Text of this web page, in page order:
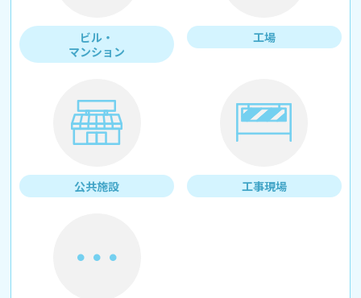
ビル・
マンション
工場
公共施設 工事現場